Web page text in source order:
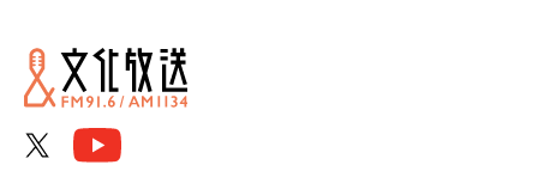
2024年11月